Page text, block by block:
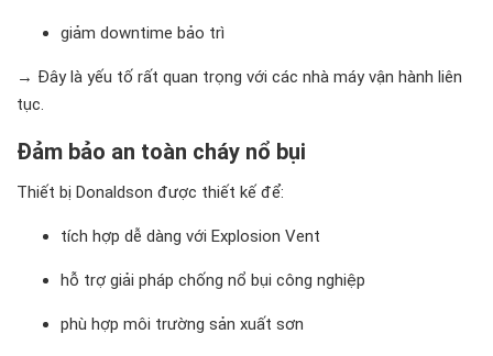
giảm downtime bảo trì
→ Đây là yếu tố rất quan trọng với các nhà máy vận hành liên
tục.
Đảm bảo an toàn cháy nổ bụi
Thiết bị Donaldson được thiết kế để:
tích hợp dễ dàng với Explosion Vent
hỗ trợ giải pháp chống nổ bụi công nghiệp
phù hợp môi trường sản xuất sơn